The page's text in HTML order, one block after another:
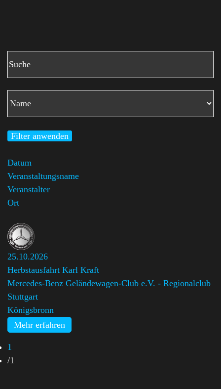
Filter anwenden
Datum
Veranstaltungsname
Veranstalter
Ort
25.10.2026
Herbstausfahrt Karl Kraft
Mercedes-Benz Geländewagen-Club e.V. - Regionalclub
Stuttgart
Königsbronn
Mehr erfahren
1
/1